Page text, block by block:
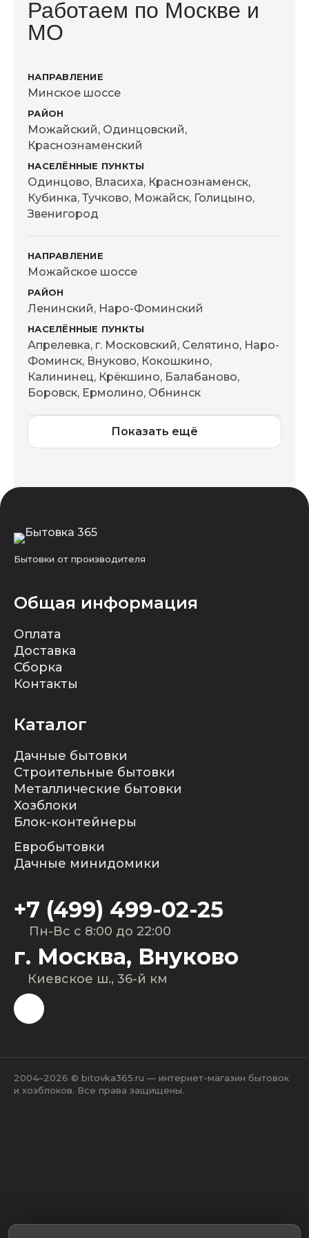
Работаем по Москве и
МО
Минское шоссе
Можайский, Одинцовский,
Краснознаменский
Одинцово, Власиха, Краснознаменск,
Кубинка, Тучково, Можайск, Голицыно,
Звенигород
Можайское шоссе
Ленинский, Наро-Фоминский
Апрелевка, г. Московский, Селятино, Наро-
Фоминск, Внуково, Кокошкино,
Калининец, Крёкшино, Балабаново,
Боровск, Ермолино, Обнинск
Показать ещё
Бытовки от производителя
Общая информация
Оплата
Доставка
Сборка
Контакты
Каталог
Дачные бытовки
Строительные бытовки
Металлические бытовки
Хозблоки
Блок-контейнеры
Евробытовки
Дачные минидомики
+7 (499) 499-02-25
Пн-Вс с 8:00 до 22:00
г. Москва, Внуково
Киевское ш., 36-й км
2004–2026 © bitovka365.ru — интернет-магазин бытовок
и хозблоков. Все права защищены.